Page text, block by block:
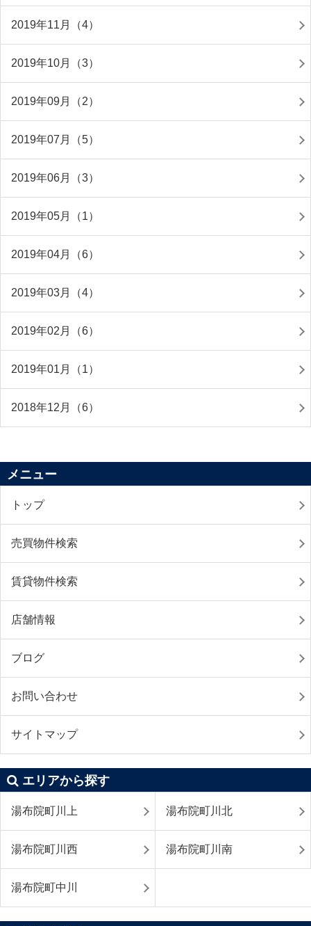
2019年11月（4）
2019年10月（3）
2019年09月（2）
2019年07月（5）
2019年06月（3）
2019年05月（1）
2019年04月（6）
2019年03月（4）
2019年02月（6）
2019年01月（1）
2018年12月（6）
メニュー
トップ
売買物件検索
賃貸物件検索
店舗情報
ブログ
お問い合わせ
サイトマップ
エリアから探す
湯布院町川上 湯布院町川北
湯布院町川西 湯布院町川南
湯布院町中川